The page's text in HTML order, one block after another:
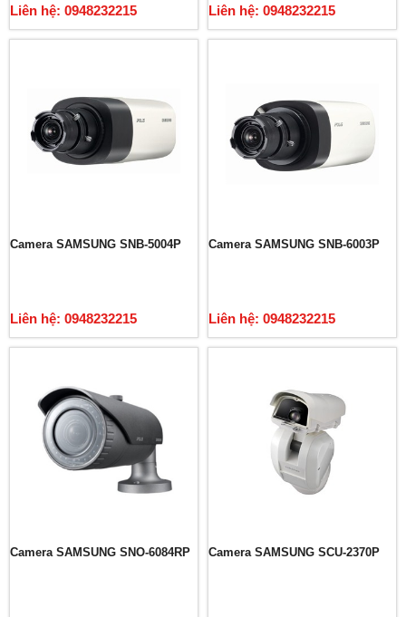
Liên hệ: 0948232215 Liên hệ: 0948232215
Camera SAMSUNG SNB-5004P
Liên hệ: 0948232215
Camera SAMSUNG SNB-6003P
Liên hệ: 0948232215
Camera SAMSUNG SNO-6084RP Camera SAMSUNG SCU-2370P